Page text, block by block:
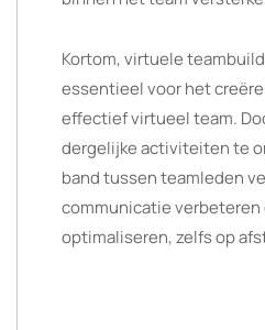
Kortom, virtuele
essentieel voor het
effectief virtueel team.
dergelijke activiteiten te
band tussen teamleden
communicatie verbeteren
optimaliseren, zelfs op